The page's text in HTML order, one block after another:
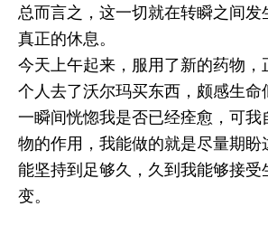
总而言之，这一切就在转瞬之间发
真正的休息。
今天上午起来，服用了新的药物，
个人去了沃尔玛买东西，颇感生命
一瞬间恍惚我是否已经痊愈，可我
物的作用，我能做的就是尽量期盼
能坚持到足够久，久到我能够接受
变。